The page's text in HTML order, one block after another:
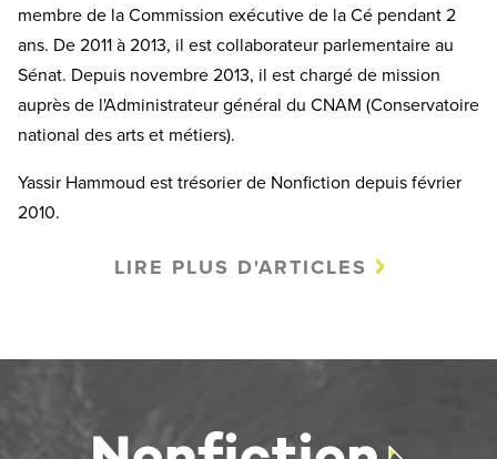
membre de la Commission exécutive de la Cé pendant 2
ans. De 2011 à 2013, il est collaborateur parlementaire au
Sénat. Depuis novembre 2013, il est chargé de mission
auprès de l'Administrateur général du CNAM (Conservatoire
national des arts et métiers).
Yassir Hammoud est trésorier de Nonfiction depuis février
2010.
LIRE PLUS D'ARTICLES